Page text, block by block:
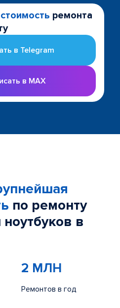
ремонта
в Telegram
в MAX
по ремонту
в
2 МЛН
Ремонтов в год